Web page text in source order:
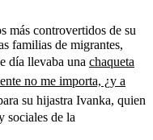
más controvertidos de su
familias de migrantes,
día llevaba una chaqueta
no me importa, ¿y a
su hijastra Ivanka, quien
sociales de la